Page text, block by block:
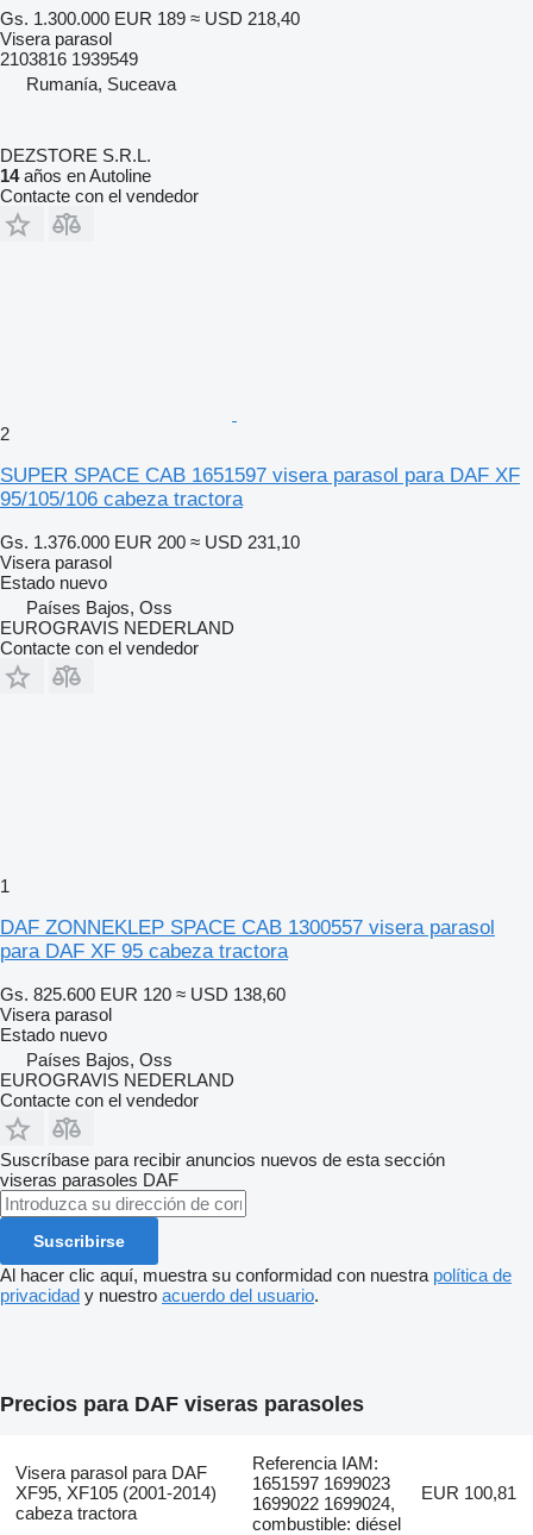
Gs. 1.300.000 EUR 189 ≈ USD 218,40
Visera parasol
2103816 1939549
Rumanía, Suceava
DEZSTORE S.R.L.
14años en Autoline
Contacte con el vendedor
2
SUPER SPACE CAB 1651597 visera parasol para DAF XF
95/105/106 cabeza tractora
Gs. 1.376.000 EUR 200 ≈ USD 231,10
Visera parasol
Estado nuevo
Países Bajos, Oss
EUROGRAVIS NEDERLAND
Contacte con el vendedor
1
DAF ZONNEKLEP SPACE CAB 1300557 visera parasol
para DAF XF 95 cabeza tractora
Gs. 825.600 EUR 120 ≈ USD 138,60
Visera parasol
Estado nuevo
Países Bajos, Oss
EUROGRAVIS NEDERLAND
Contacte con el vendedor
Suscríbase para recibir anuncios nuevos de esta sección
viseras parasoles DAF
Suscribirse
Al hacer clic aquí, muestra su conformidad con nuestra política de
privacidad y nuestro acuerdo del usuario.
Precios para DAF viseras parasoles
Visera parasol para DAF
XF95, XF105 (2001-2014)
cabeza tractora
Referencia IAM:
1651597 1699023
1699022 1699024,
combustible: diésel
EUR 100,81